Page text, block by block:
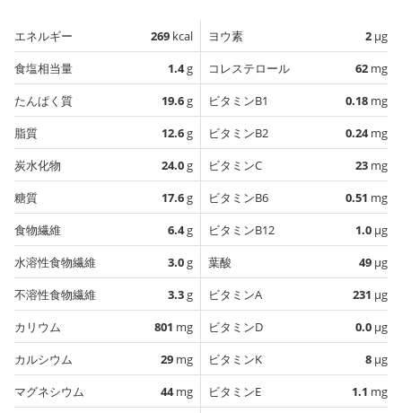
エネルギー 269 kcal
食塩相当量
1.4g
たんぱく質
19.6g
脂質
12.6g
炭水化物
24.0g
糖質
17.6g
食物繊維
6.4g
水溶性食物繊維
3.0g
不溶性食物繊維
3.3g
カリウム
801 mg
カルシウム
29 mg
マグネシウム
44mg
ヨウ素 2 µg
コレステロール
62 mg
ビタミンB1
0.18 mg
ビタミンB2
0.24mg
ビタミンC
23 mg
ビタミンB6
0.51 mg
ビタミンB12
1.0 µg
葉酸
49 µg
ビタミンA
231 µg
ビタミンD
0.0 µg
ビタミンK
8 µg
ビタミンE
1.1 mg